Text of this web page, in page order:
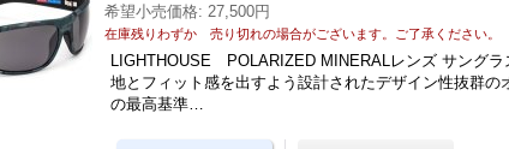
希望小売価格: 27,500円
在庫残りわずか 売り切れの場合がございます。ご了承ください。
LIGHTHOUSE POLARIZED MINERALレンズ サングラ
地とフィット感を出すよう設計されたデザイン性抜群の
の最高基準…